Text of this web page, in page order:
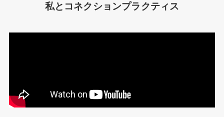
私とコネクションプラクティス